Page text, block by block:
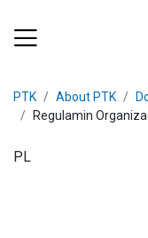
PTK About PTK
Regulamin
PL